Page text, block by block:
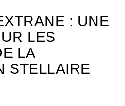
: UNE
LES
LA
STELLAIRE